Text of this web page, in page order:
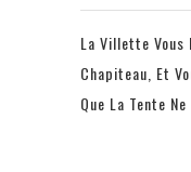
La Villette Vous
Chapiteau, Et
Que La Tente